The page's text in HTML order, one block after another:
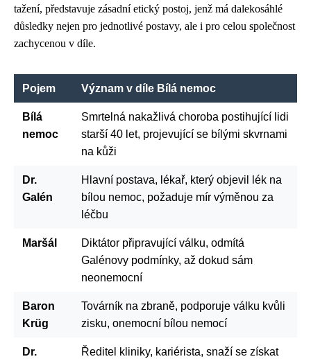
tažení, představuje zásadní etický postoj, jenž má dalekosáhlé
důsledky nejen pro jednotlivé postavy, ale i pro celou společnost
zachycenou v díle.
Pojem Význam v díle Bílá nemoc
Bílá
nemoc
Smrtelná nakažlivá choroba postihující lidi
starší 40 let, projevující se bílými skvrnami
na kůži
Dr.
Galén
Hlavní postava, lékař, který objevil lék na
bílou nemoc, požaduje mír výměnou za
léčbu
Maršál
Diktátor připravující válku, odmítá
Galénovy podmínky, až dokud sám
neonemocní
Baron
Krüg
Továrník na zbraně, podporuje válku kvůli
zisku, onemocní bílou nemocí
Dr.
Ředitel kliniky, kariérista, snaží se získat